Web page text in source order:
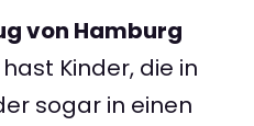
von Hamburg
Kinder, die in
sogar in einen